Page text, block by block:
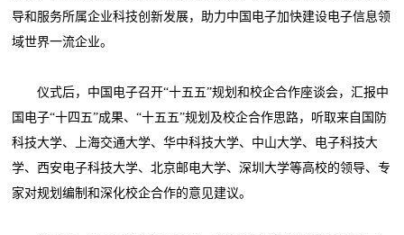
导和服务所属企业科技创新发展，助力中国电子加快建设电子信息领
域世界一流企业。
仪式后，中国电子召开“十五五”规划和校企合作座谈会，汇报中
国电子“十四五”成果、“十五五”规划及校企合作思路，听取来自国防
科技大学、上海交通大学、华中科技大学、中山大学、电子科技大
学、西安电子科技大学、北京邮电大学、深圳大学等高校的领导、专
家对规划编制和深化校企合作的意见建议。